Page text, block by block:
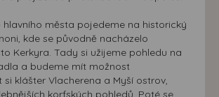
hlavního města pojedeme na historický
kde se původně nacházelo
Kerkyra. Tady si užijeme pohledu na
a budeme mít možnost
klášter Vlacherena a Myší ostrov,
korfských pohledů. Poté se